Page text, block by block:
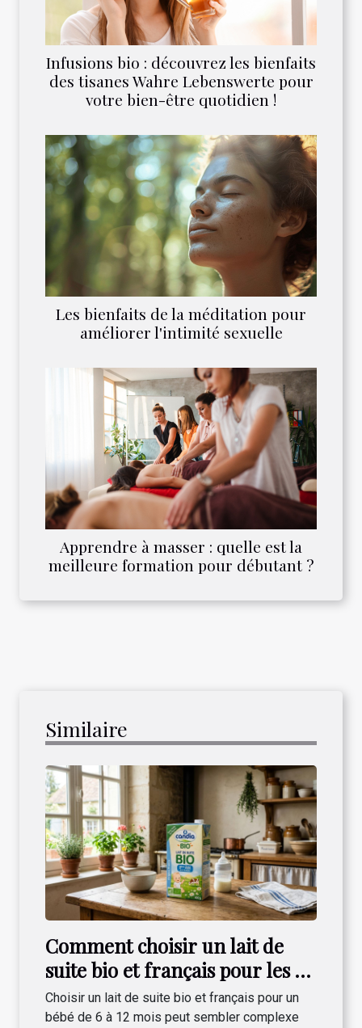
Infusions bio : découvrez les bienfaits
des tisanes Wahre Lebenswerte pour
votre bien-être quotidien !
Les bienfaits de la méditation pour
améliorer l'intimité sexuelle
Apprendre à masser : quelle est la
meilleure formation pour débutant ?
Similaire
Comment choisir un lait de
suite bio et français pour les 6-
12 mois ?
Choisir un lait de suite bio et français pour un
bébé de 6 à 12 mois peut sembler complexe